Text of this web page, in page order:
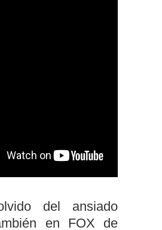
del ansiado
en FOX de